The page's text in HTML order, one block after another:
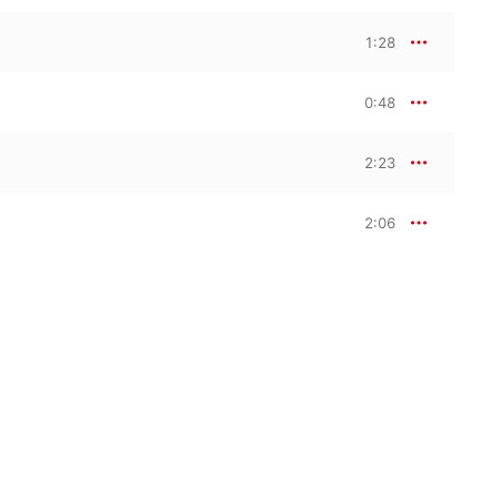
1:28
0:48
2:23
2:06